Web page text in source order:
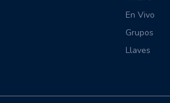
En Vivo
Grupos
Llaves